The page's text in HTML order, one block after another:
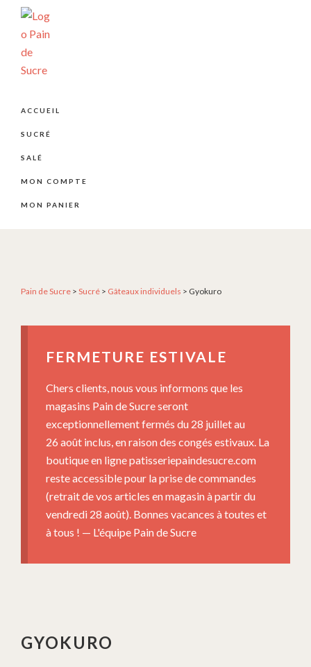
Passer
Passer
Passer
DE
artisanale
depuis
2004
ACCUEIL
SUCRÉ
SALÉ
MON COMPTE
MON PANIER
Pain de Sucre > Sucré > Gâteaux individuels > Gyokuro
FERMETURE ESTIVALE
Chers clients, nous vous informons que les
magasins Pain de Sucre seront
exceptionnellement fermés du 28 juillet au
26 août inclus, en raison des congés estivaux. La
boutique en ligne patisseriepaindesucre.com
reste accessible pour la prise de commandes
(retrait de vos articles en magasin à partir du
vendredi 28 août). Bonnes vacances à toutes et
à tous ! — L'équipe Pain de Sucre
GYOKURO